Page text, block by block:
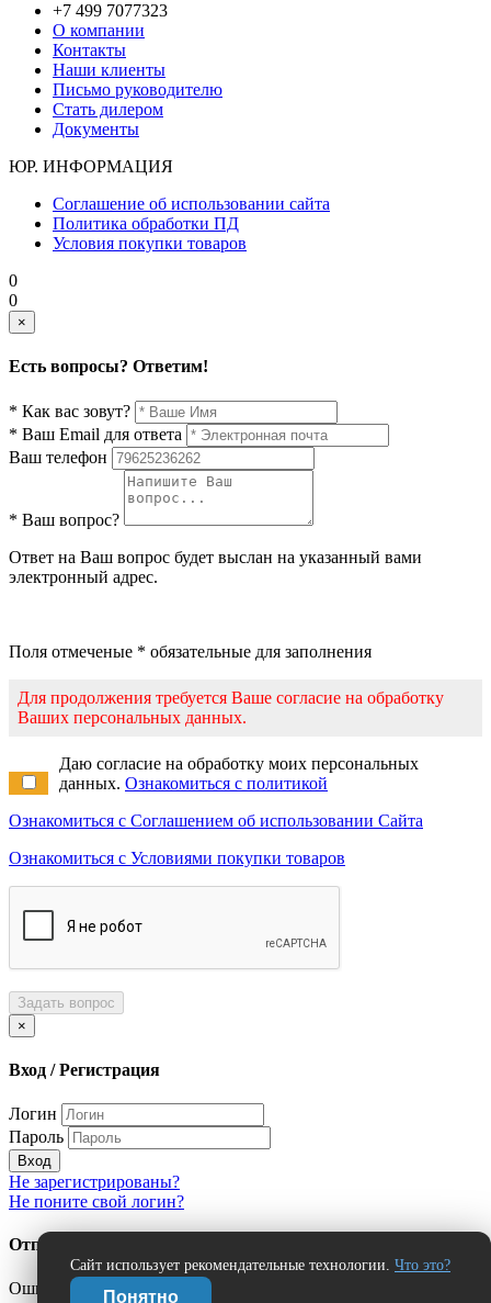
+7 499 7077323
О компании
Контакты
Наши клиенты
Письмо руководителю
Стать дилером
Документы
ЮР. ИНФОРМАЦИЯ
Соглашение об использовании сайта
Политика обработки ПД
Условия покупки товаров
Сайт использует рекомендательные технологии. Что это?
Понятно
0
0
×
Есть вопросы? Ответим!
* Как вас зовут?
* Ваш Email для ответа
Ваш телефон
* Ваш вопрос?
Ответ на Ваш вопрос будет выслан на указанный вами
электронный адрес.
Поля отмеченые * обязательные для заполнения
Для продолжения требуется Ваше согласие на обработку
Ваших персональных данных.
Даю согласие на обработку моих персональных
данных. Ознакомиться с политикой
Ознакомиться с Соглашением об использовании Сайта
Ознакомиться с Условиями покупки товаров
Задать вопрос
×
Вход / Регистрация
Логин
Пароль
Вход
Не зарегистрированы?
Не поните свой логин?
Отправить сообщение об ошибке?
Ошибка: